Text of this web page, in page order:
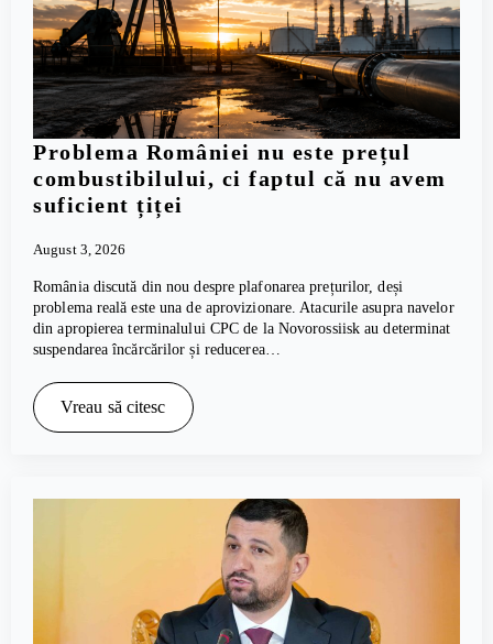
Problema României nu este prețul
combustibilului, ci faptul că nu avem
suficient țiței
August 3, 2026
România discută din nou despre plafonarea prețurilor, deși
problema reală este una de aprovizionare. Atacurile asupra navelor
din apropierea terminalului CPC de la Novorossiisk au determinat
suspendarea încărcărilor și reducerea…
Vreau să citesc